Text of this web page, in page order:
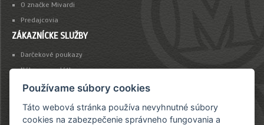
O značke Mivardi
Predajcovia
ZÁKAZNÍCKE SLUŽBY
Darčekové poukazy
Nákup na splátky
Platba kartou
NEWSLETTER
Používame súbory cookies
Táto webová stránka používa nevyhnutné súbory
cookies na zabezpečenie správneho fungovania a